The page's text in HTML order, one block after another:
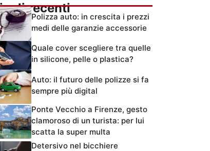
recenti
Polizza auto: in crescita i prezzi
medi delle garanzie accessorie
Quale cover scegliere tra quelle
in silicone, pelle o plastica?
Auto: il futuro delle polizze si fa
sempre più digital
Ponte Vecchio a Firenze, gesto
clamoroso di un turista: per lui
scatta la super multa
Detersivo nel bicchiere